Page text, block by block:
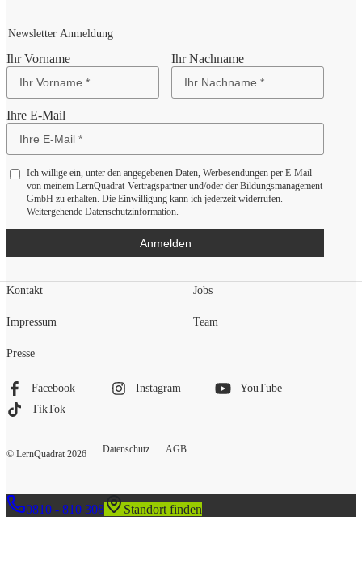
Newsletter Anmeldung
Ihr Vorname Ihr Nachname
Ihre E-Mail
Ich willige ein, unter den angegebenen Daten, Werbesendungen per E-Mail
von meinem LernQuadrat-Vertragspartner und/oder der Bildungsmanagement
GmbH zu erhalten. Die Einwilligung kann ich jederzeit widerrufen.
Weitergehende Datenschutzinformation.
Anmelden
Kontakt
Impressum
Presse
Jobs
Team
Facebook Instagram
YouTube
TikTok
© LernQuadrat 2026 Datenschutz AGB
0810 - 810 308 Standort finden